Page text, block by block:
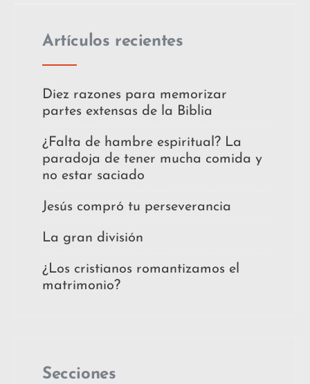
Artículos recientes
Diez razones para memorizar
partes extensas de la Biblia
¿Falta de hambre espiritual? La
paradoja de tener mucha comida y
no estar saciado
Jesús compró tu perseverancia
La gran división
¿Los cristianos romantizamos el
matrimonio?
Secciones